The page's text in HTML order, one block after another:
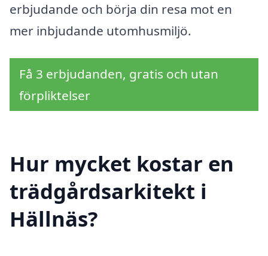
erbjudande och börja din resa mot en
mer inbjudande utomhusmiljö.
Få 3 erbjudanden, gratis och utan
förpliktelser
Hur mycket kostar en
trädgårdsarkitekt i
Hällnäs?